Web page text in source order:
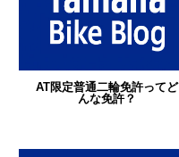
AT限定普通二輪免許ってど
んな免許？